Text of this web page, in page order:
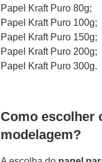
Papel Kraft Puro 80g;
Papel Kraft Puro 100g;
Papel Kraft Puro 150g;
Papel Kraft Puro 200g;
Papel Kraft Puro 300g.
Como escolher
modelagem?